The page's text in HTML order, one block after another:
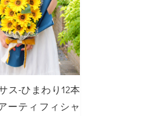
ス-ひまわり12本
ーティフィシャ